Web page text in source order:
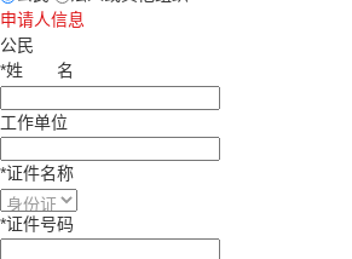
申请人信息
公民
*姓 名
工作单位
*证件名称
*证件号码